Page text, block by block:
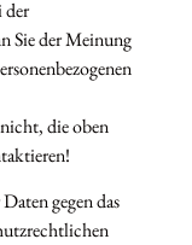
der
Sie der Meinung
die oben
gegen das